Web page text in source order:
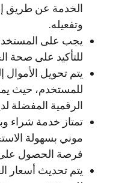
الخدمة عن طريق
وتفعيله.
يجب على
للتأكيد على صحة
يتم تحويل الأموال
للمستخدم، حيث
الرقمية المفضلة
تمتاز خدمة شراء
موني بسهولة
فرصة الحصول على
يتم تحديث أسعار